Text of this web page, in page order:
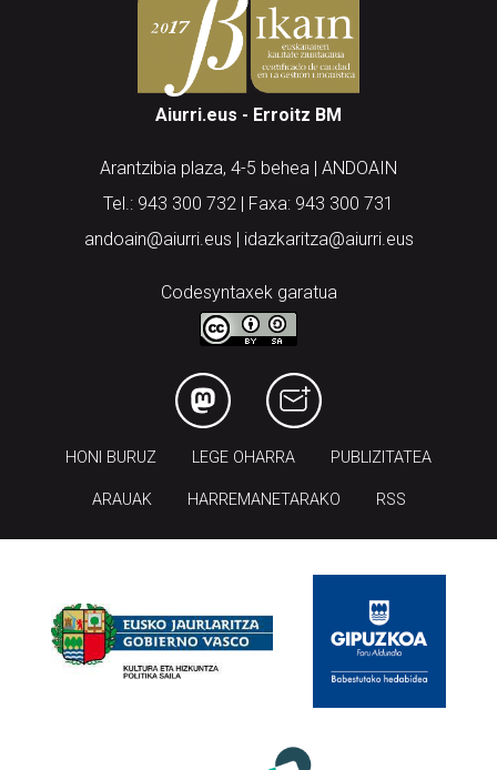
Aiurri.eus - Erroitz BM
Arantzibia plaza, 4-5 behea | ANDOAIN
Tel.: 943 300 732 | Faxa: 943 300 731
andoain@aiurri.eus | idazkaritza@aiurri.eus
Codesyntaxek garatua
HONI BURUZ LEGE OHARRA PUBLIZITATEA
ARAUAK HARREMANETARAKO RSS